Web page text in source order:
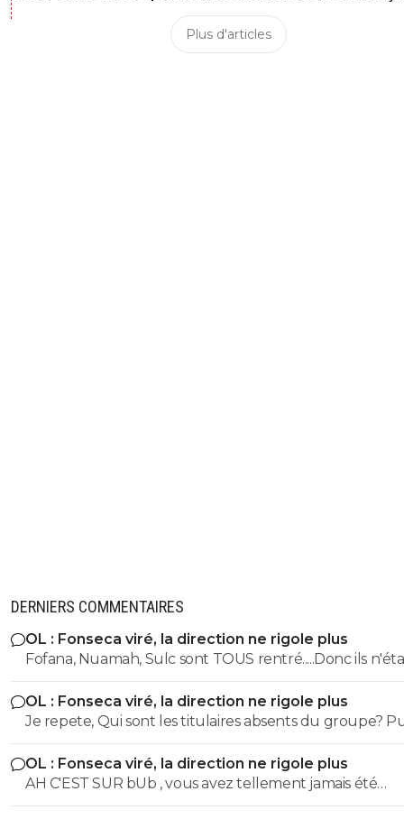
Plus d'articles
DERNIERS COMMENTAIRES
OL : Fonseca viré, la direction ne rigole plus
Fofana, Nuamah, Sulc sont TOUS rentré.....Donc ils
pas absent
OL : Fonseca viré, la direction ne rigole plus
Je repete, Qui sont les titulaires absents du groupe?
c'est le propos de Sweet.... Vas y , donne moi les
absents.... Soit disant voius aviez la ligne d'attaque
moins... c'est FAUX
OL : Fonseca viré, la direction ne rigole plus
AH C'EST SUR bUb , vous avez tellement jamais été
désorganisé qu'ils vous ont 2 buts refusés pour des